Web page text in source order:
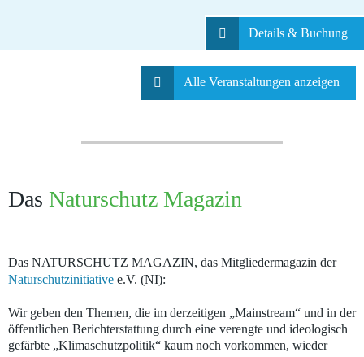
Details & Buchung
Alle Veranstaltungen anzeigen
Das Naturschutz Magazin
Das NATURSCHUTZ MAGAZIN, das Mitgliedermagazin der
Naturschutzinitiative e.V. (NI):
Wir geben den Themen, die im derzeitigen „Mainstream“ und in der
öffentlichen Berichterstattung durch eine verengte und ideologisch
gefärbte „Klimaschutzpolitik“ kaum noch vorkommen, wieder